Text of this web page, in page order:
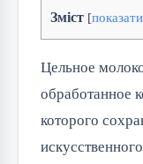
Зміст [показати
Цельное
обработанное
которого